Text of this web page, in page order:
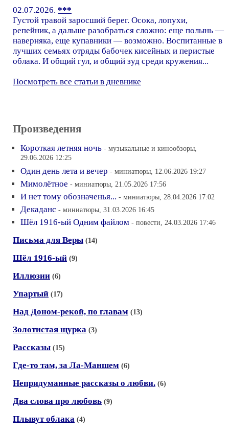
02.07.2026. ***
Густой травой заросший берег. Осока, лопухи,
репейник, а дальше разобраться сложно: еще полынь —
наверняка, еще купавники — возможно. Воспитанные в
лучших семьях отряды бабочек кисейных и перистые
облака. И общий гул, и общий зуд среди кружения...
Посмотреть все статьи в дневнике
Произведения
Короткая летняя ночь - музыкальные и кинообзоры,
29.06.2026 12:25
Один день лета и вечер - миниатюры, 12.06.2026 19:27
Мимолётное - миниатюры, 21.05.2026 17:56
И нет тому обозначенья... - миниатюры, 28.04.2026 17:02
Декаданс - миниатюры, 31.03.2026 16:45
Шёл 1916-ый Одним файлом - повести, 24.03.2026 17:46
Письма для Веры (14)
Шёл 1916-ый (9)
Иллюзии (6)
Упартый (17)
Над Доном-рекой, по главам (13)
Золотистая щурка (3)
Рассказы (15)
Где-то там, за Ла-Маншем (6)
Непридуманные рассказы о любви. (6)
Два слова про любовь (9)
Плывут облака (4)